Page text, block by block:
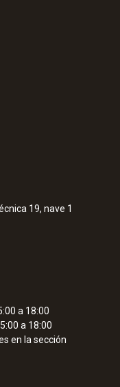
19, nave 1
a 18:00
a 18:00
en la sección